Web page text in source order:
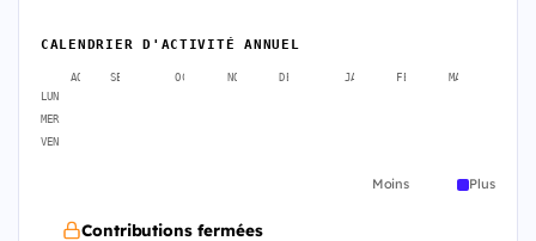
CALENDRIER D'ACTIVITÉ ANNUEL
AOÛT SEPT. OCT. NOV. DÉC. JANV. FÉVR. MARS
LUN
MER
VEN
Moins Plus
Contributions fermées